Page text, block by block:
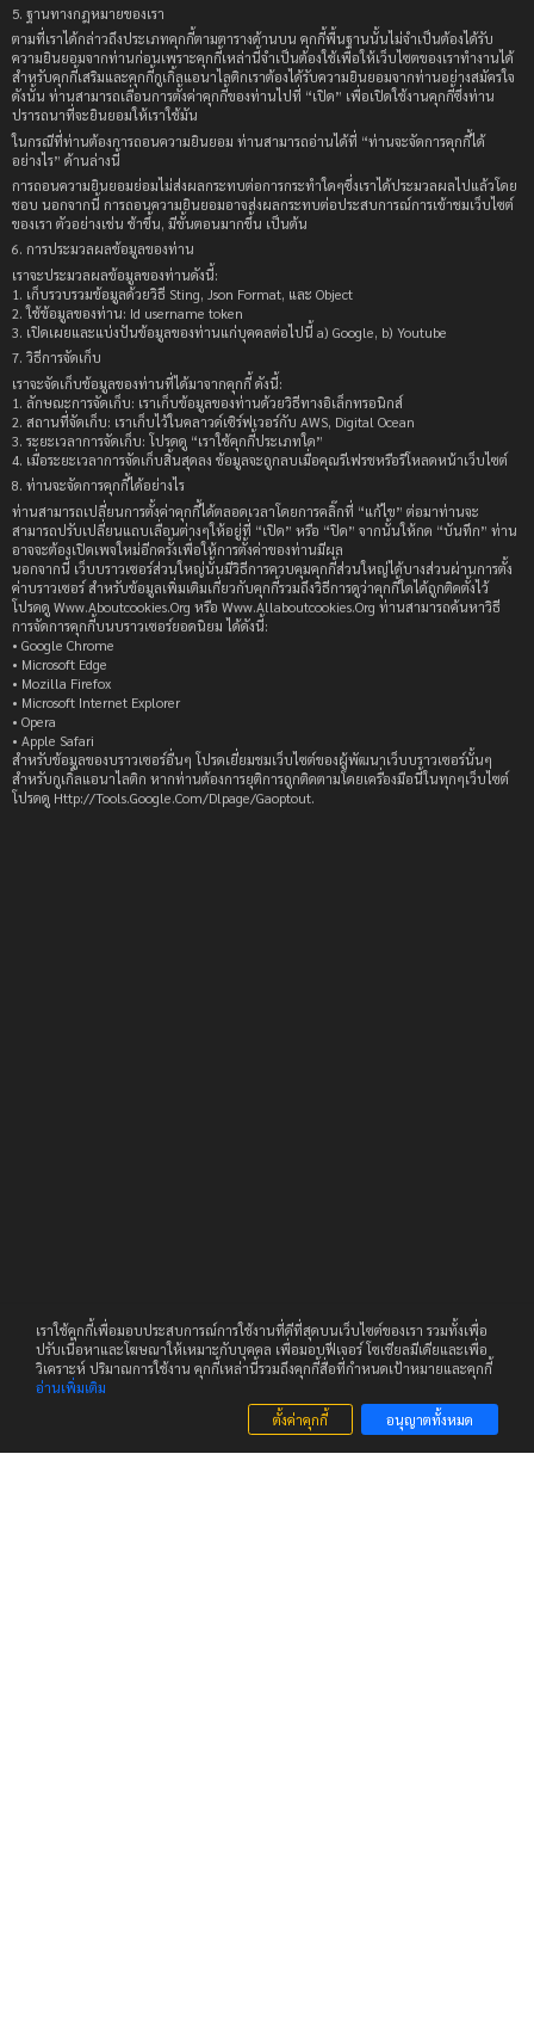
เราใช้คุกกี้เพื่อมอบประสบการณ์การใช้งานที่ดีที่สุดบนเว็บไซต์ของเรา รวมทั้งเพื่อ
ปรับเนื้อหาและโฆษณาให้เหมาะกับบุคคล เพื่อมอบฟีเจอร์ โซเชียลมีเดียและเพื่อ
วิเคราะห์ ปริมาณการใช้งาน คุกกี้เหล่านี้รวมถึงคุกกี้สื่อที่กำหนดเป้าหมายและคุกกี้
อ่านเพิ่มเติม
ตั้งค่าคุกกี้
อนุญาตทั้งหมด
5. ฐานทางกฎหมายของเรา
ตามที่เราได้กล่าวถึงประเภทคุกกี้ตามตารางด้านบน คุกกี้พื้นฐานนั้นไม่จำเป็นต้องได้รับ
ความยินยอมจากท่านก่อนเพราะคุกกี้เหล่านี้จำเป็นต้องใช้เพื่อให้เว็บไซตของเราทำงานได้
สำหรับคุกกี้เสริมและคุกกี้กูเกิ้ลแอนาไลติกเราต้องได้รับความยินยอมจากท่านอย่างสมัครใจ
ดังนั้น ท่านสามารถเลื่อนการตั้งค่าคุกกี้ของท่านไปที่ “เปิด” เพื่อเปิดใช้งานคุกกี้ซึ่งท่าน
ปรารถนาที่จะยินยอมให้เราใช้มัน
ในกรณีที่ท่านต้องการถอนความยินยอม ท่านสามารถอ่านได้ที่ “ท่านจะจัดการคุกกี้ได้
อย่างไร” ด้านล่างนี้
การถอนความยินยอมย่อมไม่ส่งผลกระทบต่อการกระทำใดๆซึ่งเราได้ประมวลผลไปแล้วโดย
ชอบ นอกจากนี้ การถอนความยินยอมอาจส่งผลกระทบต่อประสบการณ์การเข้าชมเว็บไซต์
ของเรา ตัวอย่างเช่น ช้าขึ้น, มีขั้นตอนมากขึ้น เป็นต้น
6. การประมวลผลข้อมูลของท่าน
เราจะประมวลผลข้อมูลของท่านดังนี้:
1. เก็บรวบรวมข้อมูลด้วยวิธี Sting, Json Format, และ Object
2. ใช้ข้อมูลของท่าน: Id username token
3. เปิดเผยและแบ่งปันข้อมูลของท่านแก่บุคคลต่อไปนี้ a) Google, b) Youtube
7. วิธีการจัดเก็บ
เราจะจัดเก็บข้อมูลของท่านที่ได้มาจากคุกกี้ ดังนี้:
1. ลักษณะการจัดเก็บ: เราเก็บข้อมูลของท่านด้วยวิธีทางอิเล็กทรอนิกส์
2. สถานที่จัดเก็บ: เราเก็บไว้ในคลาวด์เซิร์ฟเวอร์กับ AWS, Digital Ocean
3. ระยะเวลาการจัดเก็บ: โปรดดู “เราใช้คุกกี้ประเภทใด”
4. เมื่อระยะเวลาการจัดเก็บสิ้นสุดลง ข้อมูลจะถูกลบเมื่อคุณรีเฟรชหรือรีโหลดหน้าเว็บไซต์
8. ท่านจะจัดการคุกกี้ได้อย่างไร
ท่านสามารถเปลี่ยนการตั้งค่าคุกกี้ได้ตลอดเวลาโดยการคลิ๊กที่ “แก้ไข” ต่อมาท่านจะ
สามารถปรับเปลี่ยนแถบเลื่อนต่างๆให้อยู่ที่ “เปิด” หรือ “ปิด” จากนั้นให้กด “บันทึก” ท่าน
อาจจะต้องเปิดเพจใหม่อีกครั้งเพื่อให้การตั้งค่าของท่านมีผล
นอกจากนี้ เว็บบราวเซอร์ส่วนใหญ่นั้นมีวิธีการควบคุมคุกกี้ส่วนใหญ่ได้บางส่วนผ่านการตั้ง
ค่าบราวเซอร์ สำหรับข้อมูลเพิ่มเติมเกี่ยวกับคุกกี้รวมถึงวิธีการดูว่าคุกกี้ใดได้ถูกติดตั้งไว้
โปรดดู Www.Aboutcookies.Org หรือ Www.Allaboutcookies.Org ท่านสามารถค้นหาวิธี
การจัดการคุกกี้บนบราวเซอร์ยอดนิยม ได้ดังนี้:
• Google Chrome
• Microsoft Edge
• Mozilla Firefox
• Microsoft Internet Explorer
• Opera
• Apple Safari
สำหรับข้อมูลของบราวเซอร์อื่นๆ โปรดเยี่ยมชมเว็บไซต์ของผู้พัฒนาเว็บบราวเซอร์นั้นๆ
สำหรับกูเกิ้ลแอนาไลติก หากท่านต้องการยุติการถูกติดตามโดยเครื่องมือนี้ในทุกๆเว็บไซต์
โปรดดู Http://Tools.Google.Com/Dlpage/Gaoptout.